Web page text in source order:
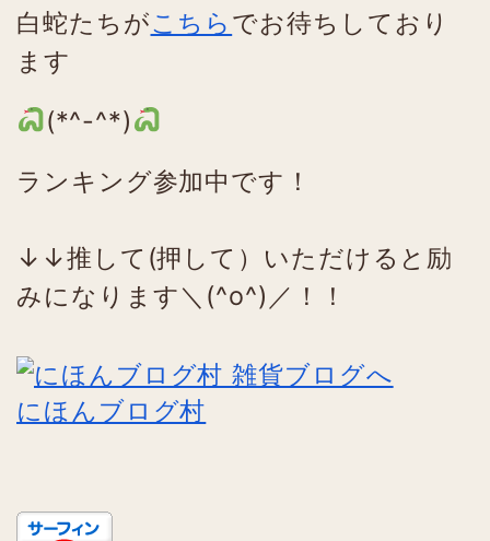
白蛇たちがこちら でお待ちしており
ます
(*^-^*)
ランキング参加中です！
↓↓推して(押して）いただけると励
みになります＼(^o^)／！！
にほんブログ村